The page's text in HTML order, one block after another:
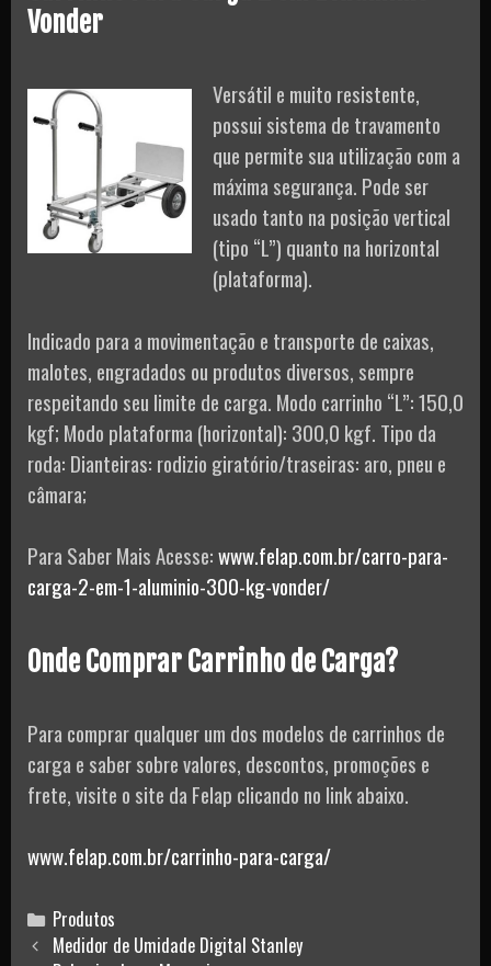
Vonder
Versátil e muito resistente,
possui sistema de travamento
que permite sua utilização com a
máxima segurança. Pode ser
usado tanto na posição vertical
(tipo “L”) quanto na horizontal
(plataforma).
Indicado para a movimentação e transporte de caixas,
malotes, engradados ou produtos diversos, sempre
respeitando seu limite de carga. Modo carrinho “L”: 150,0
kgf; Modo plataforma (horizontal): 300,0 kgf. Tipo da
roda: Dianteiras: rodizio giratório/traseiras: aro, pneu e
câmara;
Para Saber Mais Acesse:www.felap.com.br/carro-para-
carga-2-em-1-aluminio-300-kg-vonder/
Onde Comprar Carrinho de Carga?
Para comprar qualquer um dos modelos de carrinhos de
carga e saber sobre valores, descontos, promoções e
frete, visite o site da Felap clicando no link abaixo.
www.felap.com.br/carrinho-para-carga/
Categories
Produtos
PostMedidor de Umidade Digital Stanley